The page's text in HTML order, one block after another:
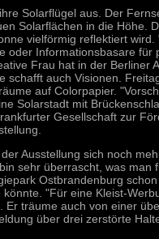
Solarflügel aus. Der
Solarflächen in die Höhe.
vielförmig reflektiert
oder Informationsbasare für
Frau hat in der Berliner
schafft auch Visionen.
auf Colorpapier.
Solarstadt mit
Gesellschaft zur
Ausstellung sich noch
sehr überrascht, was man
Ostbrandenburg
"Für eine Kleist-
träume auch von einer
über drei zerstörte